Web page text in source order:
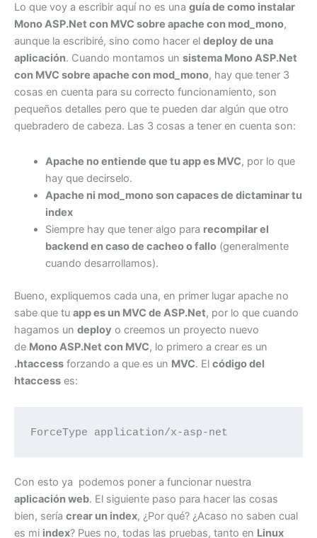
Lo que voy a escribir aquí no es una guía de como instalar
Mono ASP.Net con MVC sobre apache con mod_mono,
aunque la escribiré, sino como hacer el deploy de una
aplicación. Cuando montamos un sistema Mono ASP.Net
con MVC sobre apache con mod_mono, hay que tener 3
cosas en cuenta para su correcto funcionamiento, son
pequeños detalles pero que te pueden dar algún que otro
quebradero de cabeza. Las 3 cosas a tener en cuenta son:
Apache no entiende que tu app es MVC, por lo que
hay que decirselo.
Apache ni mod_mono son capaces de dictaminar tu
index
Siempre hay que tener algo para recompilar el
backend en caso de cacheo o fallo(generalmente
cuando desarrollamos).
Bueno, expliquemos cada una, en primer lugar apache no
sabe que tu app es un MVC de ASP.Net, por lo que cuando
hagamos un deploy o creemos un proyecto nuevo
de Mono ASP.Net con MVC, lo primero a crear es un
.htaccess forzando a que es un MVC. El código del
htaccess es:
ForceType application/x-asp-net
Con esto ya podemos poner a funcionar nuestra
aplicación web. El siguiente paso para hacer las cosas
bien, sería crear un index, ¿Por qué? ¿Acaso no saben cual
es mi index? Pues no, todas las pruebas, tanto en Linux